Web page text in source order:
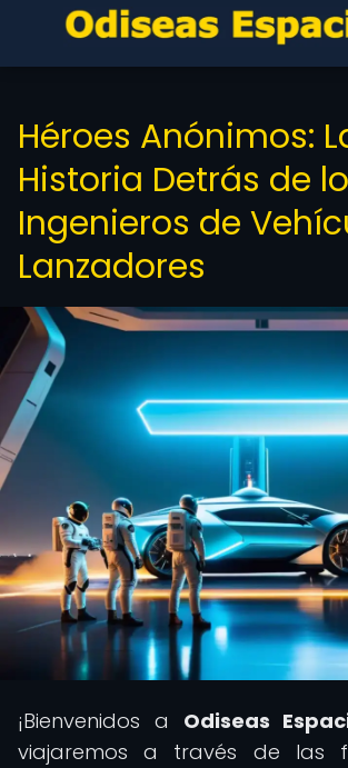
Héroes Anónimos:
Historia Detrás de
Ingenieros de
Lanzadores
¡Bienvenidos a Odiseas
viajaremos a través de las